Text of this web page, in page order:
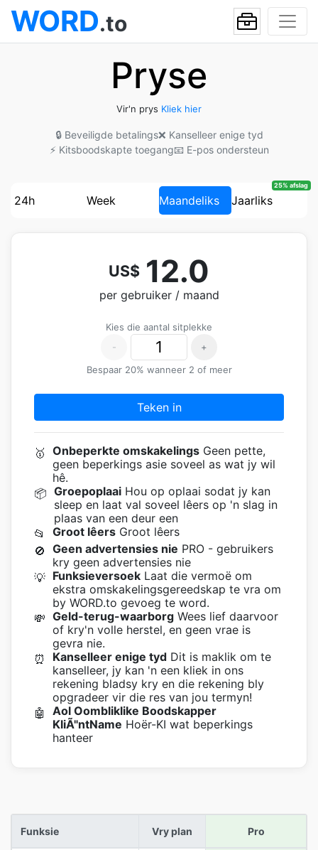
WORD.to
Pryse
Vir'n prys Kliek hier
🔒 Beveiligde betalings❌ Kanselleer enige tyd
⚡ Kitsboodskapte toegang📧 E-pos ondersteun
24h Week Maandeliks Jaarliks
25% afslag
US$ 12.0
per gebruiker / maand
Kies die aantal sitplekke
-
+
Bespaar 20% wanneer 2 of meer
Teken in
🥇 Onbeperkte omskakelings Geen pette,
geen beperkings asie soveel as wat jy wil
hê.
📦 Groepoplaai Hou op oplaai sodat jy kan
sleep en laat val soveel lêers op 'n slag in
plaas van een deur een
📂
Groot lêers Groot lêers
🚫 Geen advertensies nie PRO - gebruikers
kry geen advertensies nie
💡 Funksieversoek Laat die vermoë om
ekstra omskakelingsgereedskap te vra om
by WORD.to gevoeg te word.
💸 Geld-terug-waarborg Wees lief daarvoor
of kry'n volle herstel, en geen vrae is
gevra nie.
⏰
Kanselleer enige tyd Dit is maklik om te
kanselleer, jy kan 'n een kliek in ons
rekening bladsy kry en die rekening bly
opgradeer vir die res van jou termyn!
🤖
Aol Oombliklike Boodskapper
KliÃ"ntName Hoër-KI wat beperkings
hanteer
Funksie Vry plan Pro